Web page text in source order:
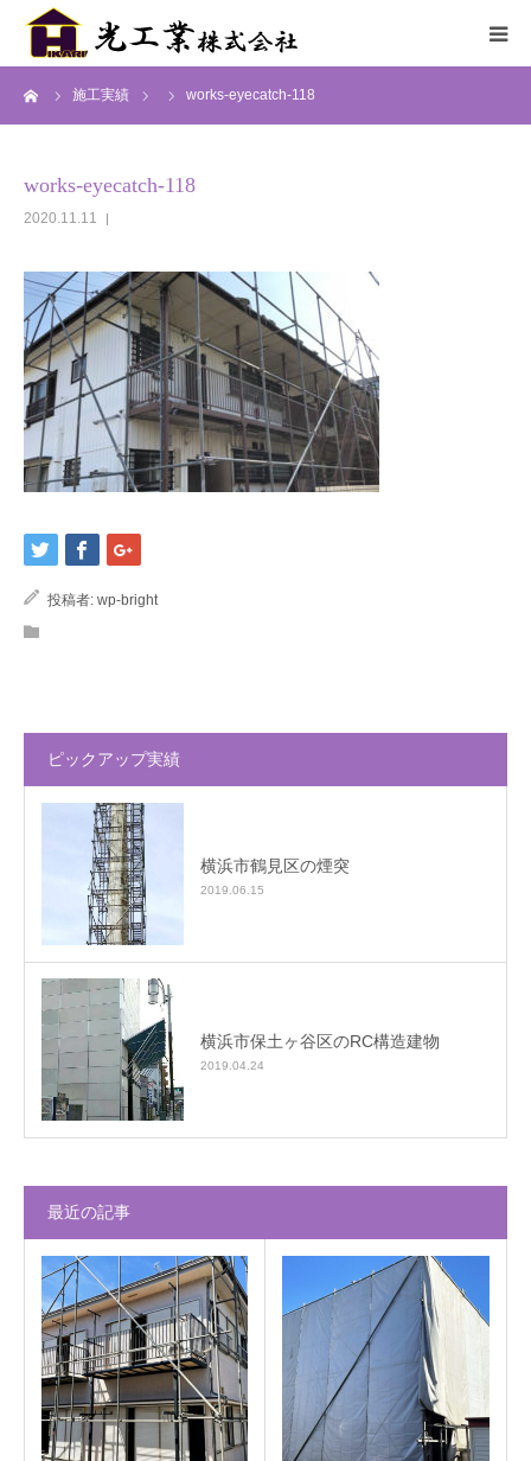
施工実績 works-eyecatch-118
works-eyecatch-118
2020.11.11
投稿者: wp-bright
ピックアップ実績
横浜市鶴見区の煙突
2019.06.15
横浜市保土ヶ谷区のRC構造建物
2019.04.24
最近の記事
HOME
施工実績
採用情報
会社概要